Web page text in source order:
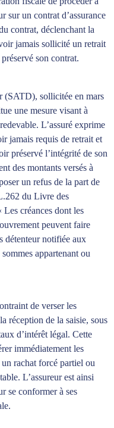
sur un contrat d’assurance
contrat, déclenchant la
jamais sollicité un retrait
son contrat.
(SATD), sollicitée en mars
une mesure visant à
L’assuré exprime
jamais requis de retrait et
préservé l’intégrité de son
des montants versés à
un refus de la part de
du Livre des
créances dont les
peuvent faire
détenteur notifiée aux
appartenant ou
de verser les
réception de la saisie, sous
d’intérêt légal. Cette
immédiatement les
rachat forcé partiel ou
L’assureur est ainsi
se conformer à ses